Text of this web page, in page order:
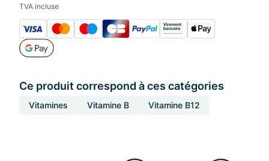
TVA incluse
Ce produit correspond à ces catégories
Vitamines Vitamine B Vitamine B12